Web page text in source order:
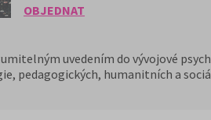
uvedením do vývojové
pedagogických, humanitních a
OBJEDNAT